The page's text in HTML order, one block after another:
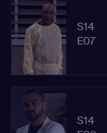
S14
E07
S14